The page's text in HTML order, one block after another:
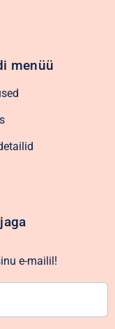
menüü
e-mailil!